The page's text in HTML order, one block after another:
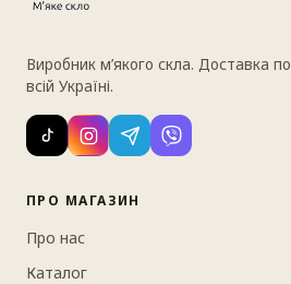
Виробник м’якого скла. Доставка по
всій Україні.
ПРО МАГАЗИН
Про нас
Каталог